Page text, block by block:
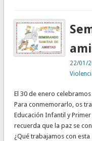
22/01/
El 30 de enero
Para conmemorarlo, os
Educación Infantil y
recuerda que la paz se
¿Qué trabajamos con